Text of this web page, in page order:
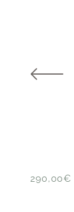
290,00€